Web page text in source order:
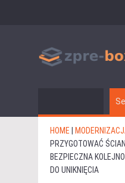
HOME
PRZYGOTOWAĆ
BEZPIECZNA
DO UNIKNIĘCIA